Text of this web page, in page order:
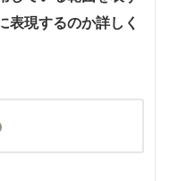
表現するのか詳しく